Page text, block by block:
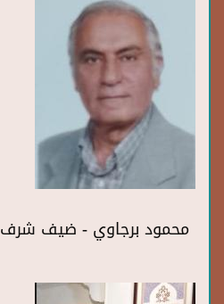
محمود برجاوي - ضيف شرف